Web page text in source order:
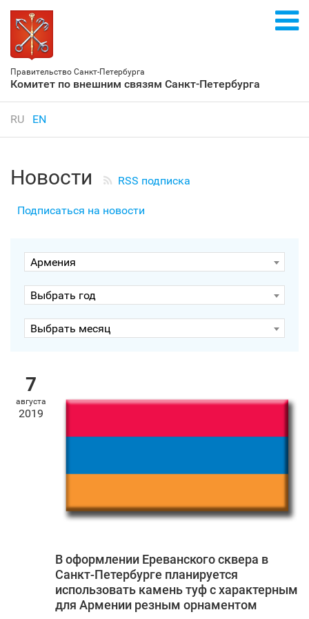
Правительство Санкт‑Петербурга
Комитет по внешним связям Санкт‑Петербурга
RU EN
Новости RSS подписка
Подписаться на новости
Армения
Выбрать год
Выбрать месяц
7
августа
2019
В оформлении Ереванского сквера в
Санкт‑Петербурге планируется
использовать камень туф с характерным
для Армении резным орнаментом